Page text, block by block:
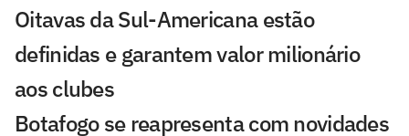
Oitavas da Sul-Americana estão
definidas e garantem valor milionário
aos clubes
Botafogo se reapresenta com novidades